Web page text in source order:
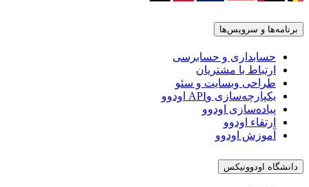
برنامه‌ها و سرویس‌ها
حسابداری و حسابرسی
ارتباط با مشتریان
طراحی وبسایت و سئو
یکپارچه‌سازی وAPI اودوو
پیاده‌سازی اودوو
ارتقاء اودوو
آموزش اودوو
دانشگاه اودوونیکس